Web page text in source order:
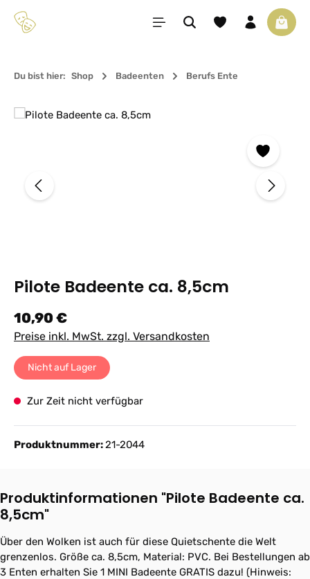
Zum Hauptinhalt springen Du hast 0 Produkte
Du bist hier: Shop Badeenten Berufs Ente
Bildergalerie überspringen
Pilote Badeente ca. 8,5cm
Regulärer Preis:
10,90 €
Preise inkl. MwSt. zzgl. Versandkosten
Nicht auf Lager
Zur Zeit nicht verfügbar
Produktnummer:21-2044
Produktinformationen "Pilote Badeente ca.
8,5cm"
Über den Wolken ist auch für diese Quietschente die Welt
grenzenlos. Größe ca. 8,5cm, Material: PVC. Bei Bestellungen ab
3 Enten erhalten Sie 1 MINI Badeente GRATIS dazu! (Hinweis: